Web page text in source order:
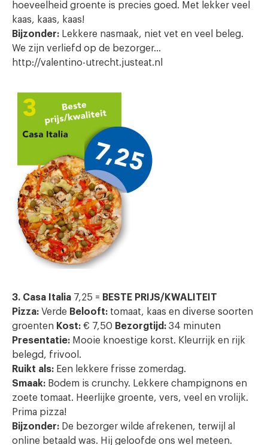
hoeveelheid groente is precies goed. Met lekker veel
kaas, kaas, kaas!
Bijzonder: Lekkere nasmaak, niet vet en veel beleg.
We zijn verliefd op de bezorger…
http://valentino-utrecht.justeat.nl
3. Casa Italia 7,25 = BESTE PRIJS/KWALITEIT
Pizza: Verde Belooft: tomaat, kaas en diverse soorten
groenten Kost: € 7,50 Bezorgtijd: 34 minuten
Presentatie: Mooie knoestige korst. Kleurrijk en rijk
belegd, frivool.
Ruikt als: Een lekkere frisse zomerdag.
Smaak: Bodem is crunchy. Lekkere champignons en
zoete tomaat. Heerlijke groente, vers, veel en vrolijk.
Prima pizza!
Bijzonder: De bezorger wilde afrekenen, terwijl al
online betaald was. Hij geloofde ons wel meteen.